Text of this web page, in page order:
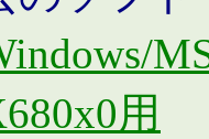
用